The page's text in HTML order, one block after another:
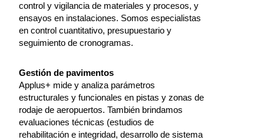
control y vigilancia de materiales y procesos, y
ensayos en instalaciones. Somos especialistas
en control cuantitativo, presupuestario y
seguimiento de cronogramas.
Gestión de pavimentos
Applus+ mide y analiza parámetros
estructurales y funcionales en pistas y zonas de
rodaje de aeropuertos. También brindamos
evaluaciones técnicas (estudios de
rehabilitación e integridad, desarrollo de sistema